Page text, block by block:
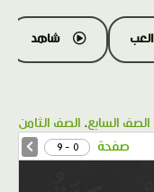
العب شاهد
الصف السابع، الصف الثامن
صفحة 0 - 9